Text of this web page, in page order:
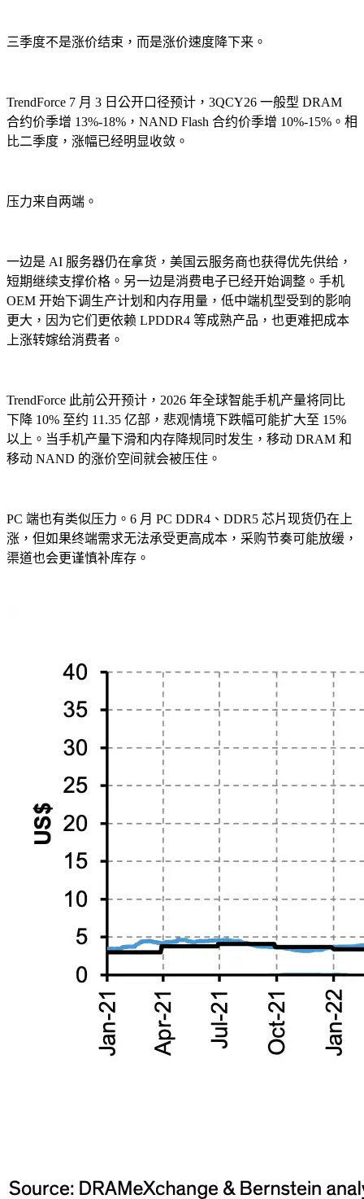
三季度不是涨价结束，而是涨价速度降下来。
TrendForce 7 月 3 日公开口径预计，3QCY26 一般型 DRAM
合约价季增 13%-18%，NAND Flash 合约价季增 10%-15%。相
比二季度，涨幅已经明显收敛。
压力来自两端。
一边是 AI 服务器仍在拿货，美国云服务商也获得优先供给，
短期继续支撑价格。另一边是消费电子已经开始调整。手机
OEM 开始下调生产计划和内存用量，低中端机型受到的影响
更大，因为它们更依赖 LPDDR4 等成熟产品，也更难把成本
上涨转嫁给消费者。
TrendForce 此前公开预计，2026 年全球智能手机产量将同比
下降 10% 至约 11.35 亿部，悲观情境下跌幅可能扩大至 15%
以上。当手机产量下滑和内存降规同时发生，移动 DRAM 和
移动 NAND 的涨价空间就会被压住。
PC 端也有类似压力。6 月 PC DDR4、DDR5 芯片现货仍在上
涨，但如果终端需求无法承受更高成本，采购节奏可能放缓，
渠道也会更谨慎补库存。